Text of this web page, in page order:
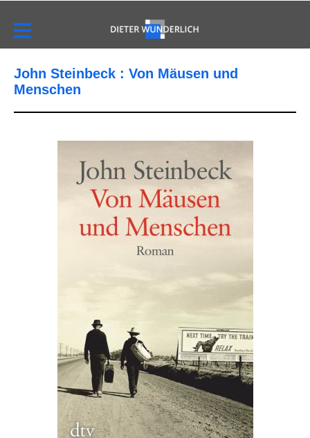
John Steinbeck : Von Mäusen und
Menschen